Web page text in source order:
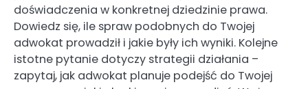
doświadczenia w konkretnej dziedzinie prawa.
Dowiedz się, ile spraw podobnych do Twojej
adwokat prowadził i jakie były ich wyniki. Kolejne
istotne pytanie dotyczy strategii działania –
zapytaj, jak adwokat planuje podejść do Twojej